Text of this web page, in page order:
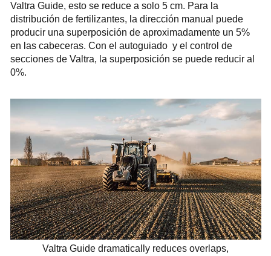
Valtra Guide, esto se reduce a solo 5 cm. Para la
distribución de fertilizantes, la dirección manual puede
producir una superposición de aproximadamente un 5%
en las cabeceras. Con el autoguiado y el control de
secciones de Valtra, la superposición se puede reducir al
0%.
Valtra Guide dramatically reduces overlaps,